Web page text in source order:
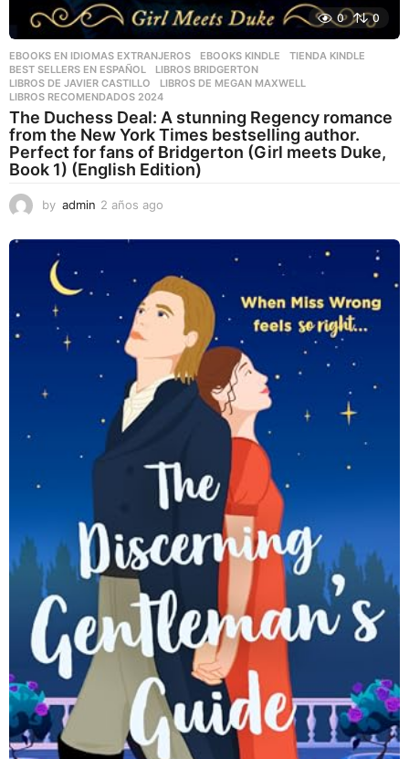
0 0
EBOOKS EN IDIOMAS EXTRANJEROS ,EBOOKS KINDLE ,TIENDA KINDLE
BEST SELLERS EN ESPAÑOL
,LIBROS BRIDGERTON
LIBROS DE JAVIER CASTILLO
,LIBROS DE MEGAN MAXWELL
LIBROS RECOMENDADOS 2024
The Duchess Deal: A stunning Regency romance
from the New York Times bestselling author.
Perfect for fans of Bridgerton (Girl meets Duke,
Book 1) (English Edition)
by admin 2 años ago
ñ
s
a
g